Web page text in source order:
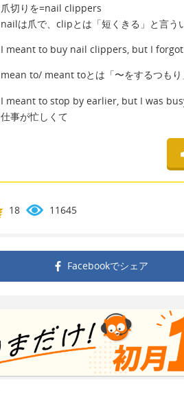
爪切りを=nail clippers
nailは爪で、clipとは「短くきる」と言う
I meant to buy nail clippers, but I forgot
mean to/ meant toとは「〜をするつもり
I meant to stop by earlier, but I was
仕事が忙しくて
18 11645
Facebookでシェア